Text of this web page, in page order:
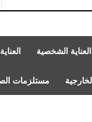
العناية الشخصية
مستلزمات